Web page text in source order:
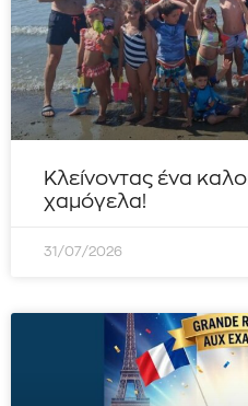
Κλείνοντας ένα
χαμόγελα!
31/07/2026